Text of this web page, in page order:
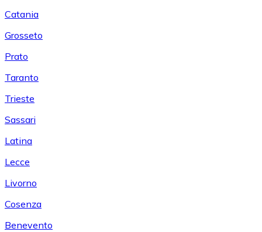
Catania
Grosseto
Prato
Taranto
Trieste
Sassari
Latina
Lecce
Livorno
Cosenza
Benevento